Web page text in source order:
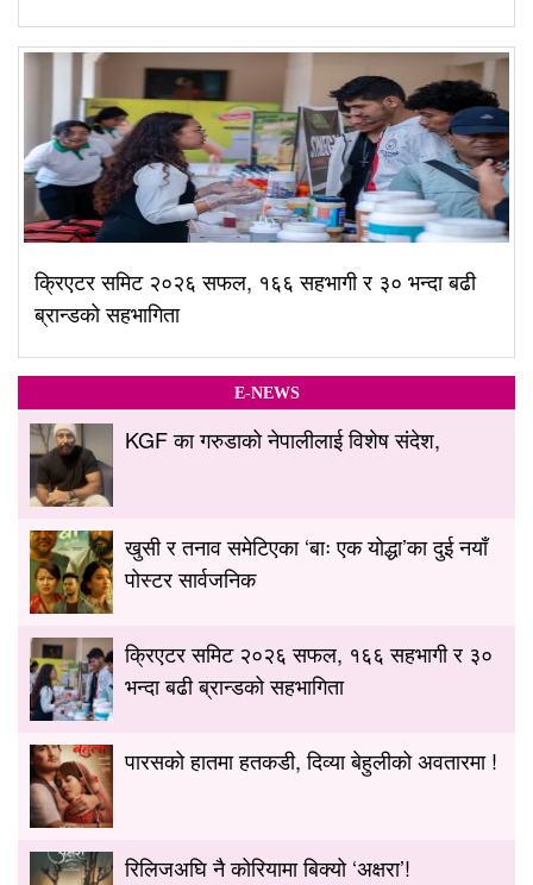
क्रिएटर समिट २०२६ सफल, १६६ सहभागी र ३० भन्दा बढी
ब्रान्डको सहभागिता
E-NEWS
KGF का गरुडाको नेपालीलाई विशेष संदेश,
खुसी र तनाव समेटिएका ‘बाः एक योद्धा’का दुई नयाँ
पोस्टर सार्वजनिक
क्रिएटर समिट २०२६ सफल, १६६ सहभागी र ३०
भन्दा बढी ब्रान्डको सहभागिता
पारसको हातमा हतकडी, दिव्या बेहुलीको अवतारमा !
रिलिजअघि नै कोरियामा बिक्यो ‘अक्षरा’!